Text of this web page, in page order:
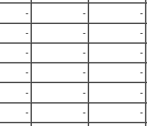
- - -
- - -
- - -
- - -
- - -
- - -